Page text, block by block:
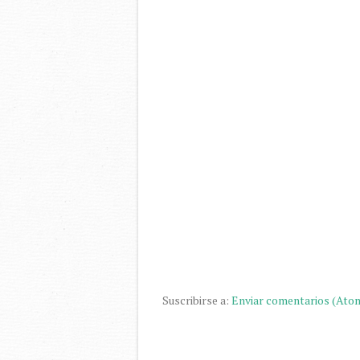
Suscribirse a: Enviar comentarios